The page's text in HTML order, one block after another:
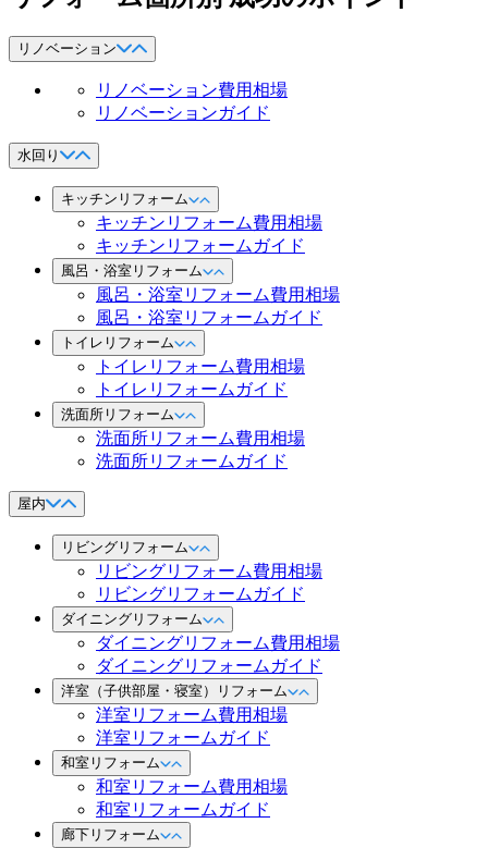
リノベーション
リノベーション費用相場
リノベーションガイド
水回り
キッチンリフォーム
キッチンリフォーム費用相場
キッチンリフォームガイド
風呂・浴室リフォーム
風呂・浴室リフォーム費用相場
風呂・浴室リフォームガイド
トイレリフォーム
トイレリフォーム費用相場
トイレリフォームガイド
洗面所リフォーム
洗面所リフォーム費用相場
洗面所リフォームガイド
屋内
リビングリフォーム
リビングリフォーム費用相場
リビングリフォームガイド
ダイニングリフォーム
ダイニングリフォーム費用相場
ダイニングリフォームガイド
洋室（子供部屋・寝室）リフォーム
洋室リフォーム費用相場
洋室リフォームガイド
和室リフォーム
和室リフォーム費用相場
和室リフォームガイド
廊下リフォーム